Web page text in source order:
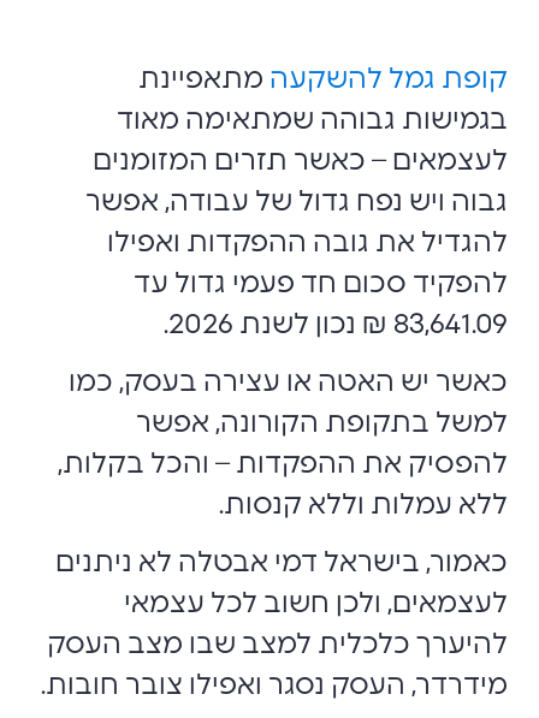
קופת גמל להשקעה מתאפיינת
בגמישות גבוהה שמתאימה מאוד
לעצמאים – כאשר תזרים המזומנים
גבוה ויש נפח גדול של עבודה, אפשר
להגדיל את גובה ההפקדות ואפילו
להפקיד סכום חד פעמי גדול עד
83,641.09 ₪ נכון לשנת 2026.
כאשר יש האטה או עצירה בעסק, כמו
למשל בתקופת הקורונה, אפשר
להפסיק את ההפקדות – והכל בקלות,
ללא עמלות וללא קנסות.
כאמור, בישראל דמי אבטלה לא ניתנים
לעצמאים, ולכן חשוב לכל עצמאי
להיערך כלכלית למצב שבו מצב העסק
מידרדר, העסק נסגר ואפילו צובר חובות.